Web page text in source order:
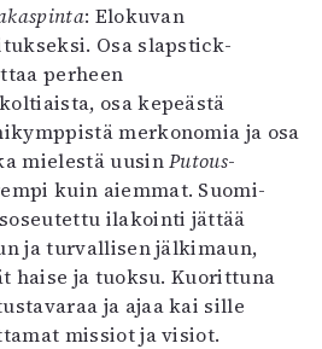
: Elokuvan
Osa slapstick-
perheen
osa kepeästä
merkonomia ja osa
mielestä uusinPutous-
kuin aiemmat. Suomi-
soseutettu ilakointi jättää
ja turvallisen jälkimaun,
haise ja tuoksu. Kuorittuna
ja ajaa kai sille
missiot ja visiot.